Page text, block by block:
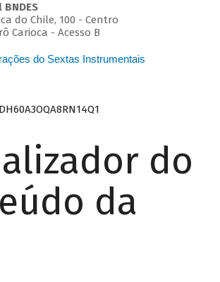
do Chile, 100 - Centro
Carioca - Acesso B
do Sextas Instrumentais
do
da